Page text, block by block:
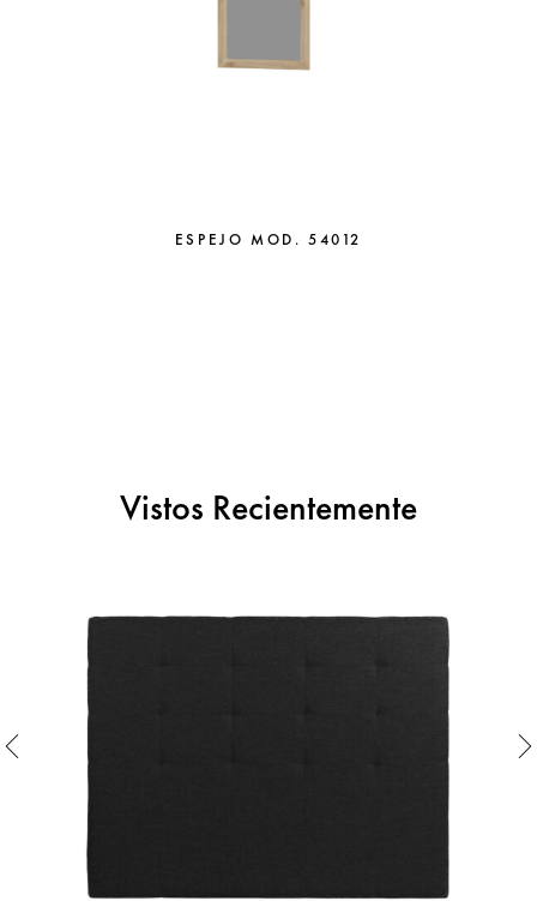
ESPEJO MOD. 54012
Vistos Recientemente